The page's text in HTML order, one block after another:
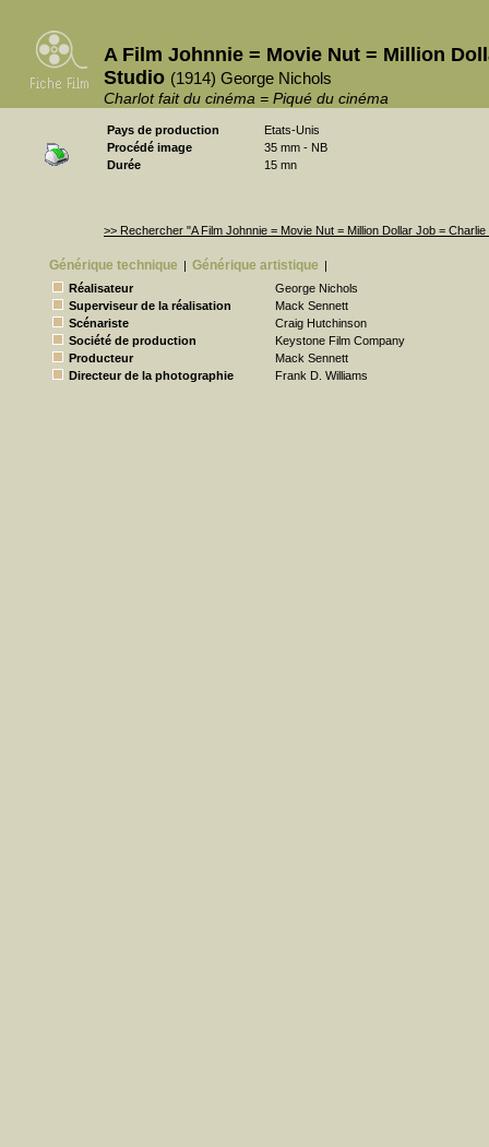
A Film Johnnie = Movie Nut = Million
Studio (1914) George Nichols
Charlot fait du cinéma = Piqué du cinéma
Pays de production
Etats-Unis
Procédé image
35 mm - NB
Durée
15 mn
>> Rechercher "A Film Johnnie = Movie Nut = Million Dollar Job =
Générique technique | Générique artistique |
Réalisateur
George Nichols
Superviseur de la réalisation
Mack Sennett
Scénariste
Craig Hutchinson
Société de production
Keystone Film Company
Producteur
Mack Sennett
Directeur de la photographie
Frank D. Williams